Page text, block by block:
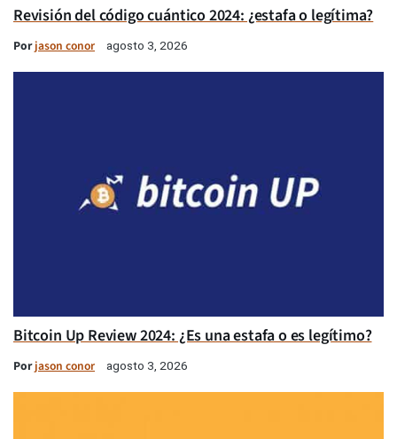
Revisión del código cuántico 2024: ¿estafa o legítima?
Porjason conor agosto 3, 2026
Bitcoin Up Review 2024: ¿Es una estafa o es legítimo?
Porjason conor agosto 3, 2026